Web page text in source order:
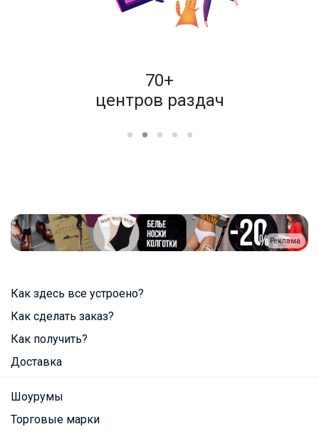
70+
центров раздач
Реклама
Как здесь все устроено?
Как сделать заказ?
Как получить?
Доставка
Шоурумы
Торговые марки